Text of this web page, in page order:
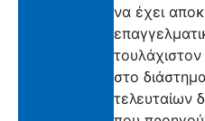
να έχει
στο
τελευταίων